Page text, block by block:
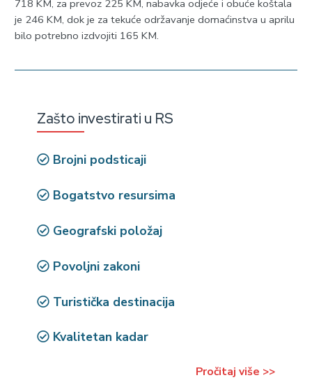
718 KM, za prevoz 225 KM, nabavka odjeće i obuće koštala
je 246 KM, dok je za tekuće održavanje domaćinstva u aprilu
bilo potrebno izdvojiti 165 KM.
Zašto investirati u RS
Brojni podsticaji
Bogatstvo resursima
Geografski položaj
Povoljni zakoni
Turistička destinacija
Kvalitetan kadar
Pročitaj više >>